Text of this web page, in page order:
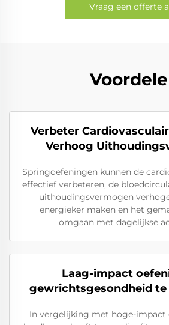
Vraag een offerte
Verbeter
Verhoog
Springoefeningen kunnen de
effectief verbeteren, de
uithoudingsvermogen
energieker maken en het
omgaan met dagelijkse
Laag-impact
gewrichtsgesondheid te
In vergelijking met hoge-impact